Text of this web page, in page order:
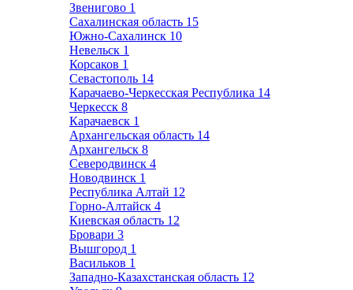
Звенигово 1
Сахалинская область 15
Южно-Сахалинск 10
Невельск 1
Корсаков 1
Севастополь 14
Карачаево-Черкесская Республика 14
Черкесск 8
Карачаевск 1
Архангельская область 14
Архангельск 8
Северодвинск 4
Новодвинск 1
Республика Алтай 12
Горно-Алтайск 4
Киевская область 12
Бровари 3
Вышгород 1
Васильков 1
Западно-Казахстанская область 12